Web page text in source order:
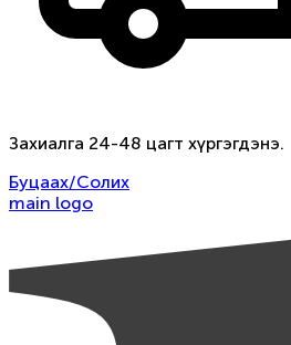
Захиалга 24-48 цагт хүргэгдэнэ.
Буцаах/Солих
main logo